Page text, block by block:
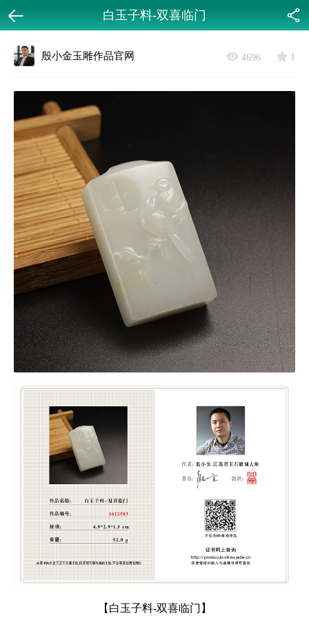
白玉子料-双喜临门
返回
殷小金玉雕作品官网
4696 1
【白玉子料-双喜临门】